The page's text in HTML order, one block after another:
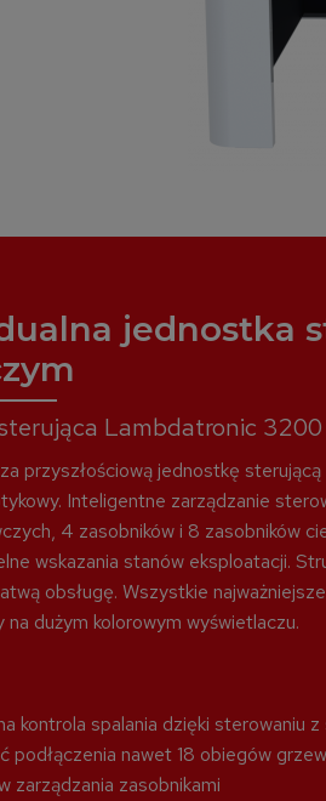
jednostka
Lambdatronic 3200
przyszłościową jednostkę
Inteligentne zarządzanie
4 zasobników i 8 zasobników
wskazania stanów eksploatacji.
obsługę. Wszystkie
na dużym kolorowym wyświetlaczu.
kontrola spalania dzięki sterowaniu
podłączenia nawet 18 obiegów
zarządzania zasobnikami